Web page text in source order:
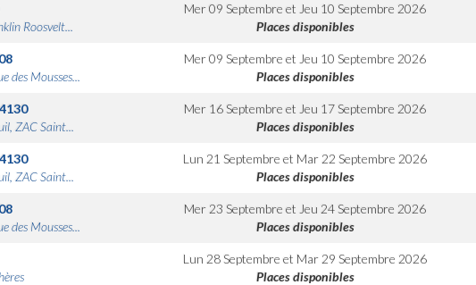
Roosvelt...
Mer 09 Septembre et Jeu 10 Septembre 2026
Places disponibles
des Mousses...
Mer 09 Septembre et Jeu 10 Septembre 2026
Places disponibles
ZAC Saint...
Mer 16 Septembre et Jeu 17 Septembre 2026
Places disponibles
ZAC Saint...
Lun 21 Septembre et Mar 22 Septembre 2026
Places disponibles
des Mousses...
Mer 23 Septembre et Jeu 24 Septembre 2026
Places disponibles
Lun 28 Septembre et Mar 29 Septembre 2026
Places disponibles